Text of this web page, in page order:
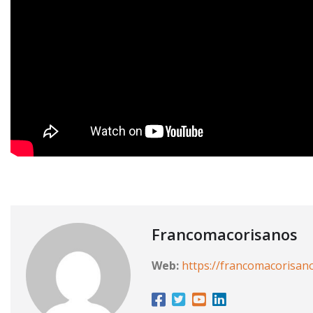
Francomacorisanos
Web: https://